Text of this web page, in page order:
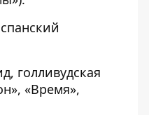
голливудская
«Время»,